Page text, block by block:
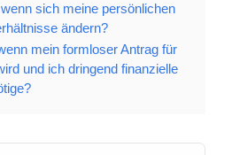
sich meine persönlichen
ändern?
mein formloser Antrag für
und ich dringend finanzielle